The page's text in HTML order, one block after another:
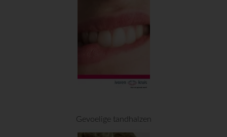
Gevoelige tandhalzen